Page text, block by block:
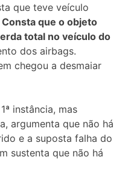
que teve veículo
Consta que o objeto
total no veículo do
dos airbags.
chegou a desmaiar
instância, mas
argumenta que não há
e a suposta falha do
sustenta que não há